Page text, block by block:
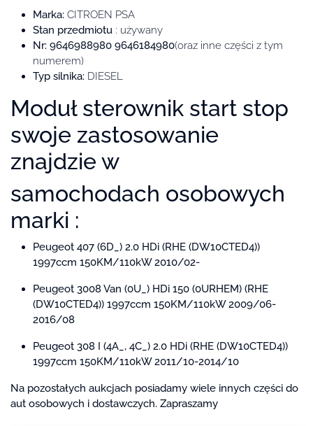
Marka: CITROEN PSA
Stan przedmiotu : używany
Nr: 9646988980 9646184980(oraz inne części z tym
numerem)
Typ silnika: DIESEL
Moduł sterownik start stop
swoje zastosowanie
znajdzie w
samochodach osobowych
marki :
Peugeot 407 (6D_) 2.0 HDi (RHE (DW10CTED4))
1997ccm 150KM/110kW 2010/02-
Peugeot 3008 Van (0U_) HDi 150 (0URHEM) (RHE
(DW10CTED4)) 1997ccm 150KM/110kW 2009/06-
2016/08
Peugeot 308 I (4A_, 4C_) 2.0 HDi (RHE (DW10CTED4))
1997ccm 150KM/110kW 2011/10-2014/10
Na pozostałych aukcjach posiadamy wiele innych części do
aut osobowych i dostawczych. Zapraszamy